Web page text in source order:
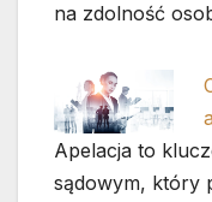
na zdolność
Apelacja to
sądowym, który